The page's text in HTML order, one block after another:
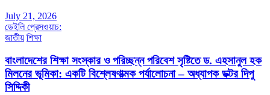
July 21, 2026
ডেইলি প্রেসওয়াচ:
জাতীয় শিক্ষা
বাংলাদেশের শিক্ষা সংস্কার ও পরিচ্ছন্ন পরিবেশ সৃষ্টিতে ড. এহসানুল হক
মিলনের ভূমিকা: একটি বিশ্লেষণাত্মক পর্যালোচনা – অধ্যাপক ডক্টর দিপু
সিদ্দিকী